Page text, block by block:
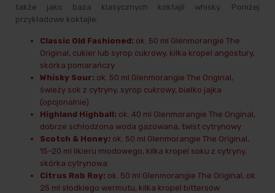
także jako baza klasycznych koktajli whisky. Poniżej
przykładowe koktajle:
Classic Old Fashioned: ok. 50 ml Glenmorangie The
Original, cukier lub syrop cukrowy, kilka kropel angostury,
skórka pomarańczy
Whisky Sour: ok. 50 ml Glenmorangie The Original,
świeży sok z cytryny, syrop cukrowy, białko jajka
(opcjonalnie)
Highland Highball: ok. 40 ml Glenmorangie The Original,
dobrze schłodzona woda gazowana, twist cytrynowy
Scotch & Honey: ok. 50 ml Glenmorangie The Original,
15–20 ml likieru miodowego, kilka kropel soku z cytryny,
skórka cytrynowa
Citrus Rob Roy: ok. 50 ml Glenmorangie The Original, ok.
25 ml słodkiego wermutu, kilka kropel bittersów